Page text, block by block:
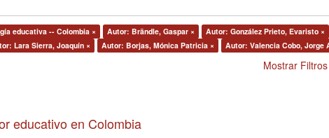
educativa -- Colombia × Autor: Brändle, Gaspar ×
Autor: González Prieto, Evaristo ×
Lara Sierra, Joaquín × Autor: Borjas, Mónica Patricia × Autor: Valencia Cobo, Jorge
Mostrar
educativo en Colombia